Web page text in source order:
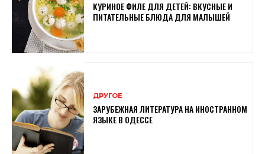
КУРИНОЕ ФИЛЕ ДЛЯ ДЕТЕЙ: ВКУСНЫЕ И
ПИТАТЕЛЬНЫЕ БЛЮДА ДЛЯ МАЛЫШЕЙ
ДРУГОЕ
ЗАРУБЕЖНАЯ ЛИТЕРАТУРА НА ИНОСТРАННОМ
ЯЗЫКЕ В ОДЕССЕ